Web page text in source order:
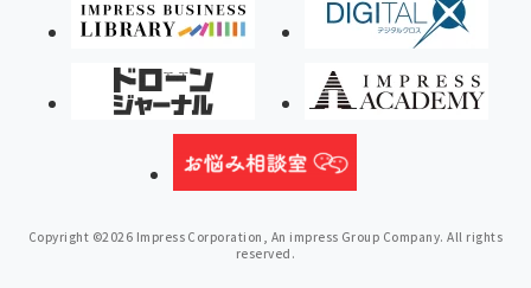
Copyright ©2026 Impress Corporation, An impress Group Company. All rights
reserved.